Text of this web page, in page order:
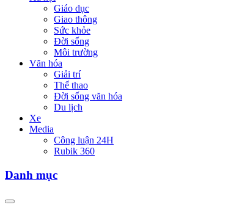
Giáo dục
Giao thông
Sức khỏe
Đời sống
Môi trường
Văn hóa
Giải trí
Thể thao
Đời sống văn hóa
Du lịch
Xe
Media
Công luận 24H
Rubik 360
Danh mục